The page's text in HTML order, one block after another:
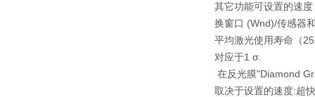
其它功能可设置的速
换窗口 (Wnd)/传感器
平均激光使用寿命（
对应于1 σ.
在反光膜"Diamond
取决于设置的速度:超